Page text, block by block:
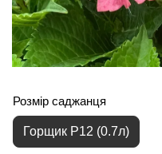
Розмір саджанця
Горщик P12 (0.7л)